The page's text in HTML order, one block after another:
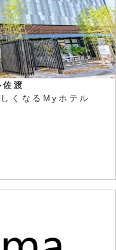
渡
くなるMyホテル